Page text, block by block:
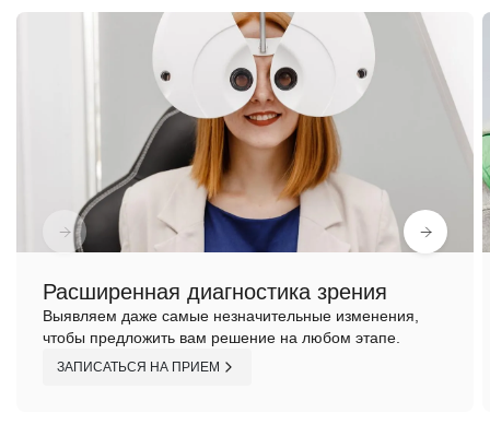
Расширенная диагностика зрения
Выявляем даже самые незначительные изменения,
чтобы предложить вам решение на любом этапе.
ЗАПИСАТЬСЯ НА ПРИЕМ